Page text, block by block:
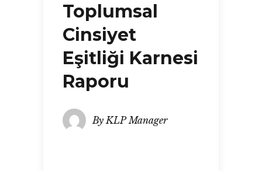
Toplumsal
Cinsiyet
Eşitliği Karnesi
Raporu
By KLP Manager